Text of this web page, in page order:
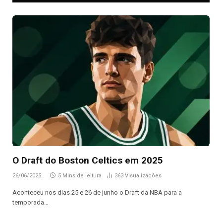
O Draft do Boston Celtics em 2025
26/06/2025 5 Mins de leitura 363 Visualizações
Aconteceu nos dias 25 e 26 de junho o Draft da NBA para a
temporada…